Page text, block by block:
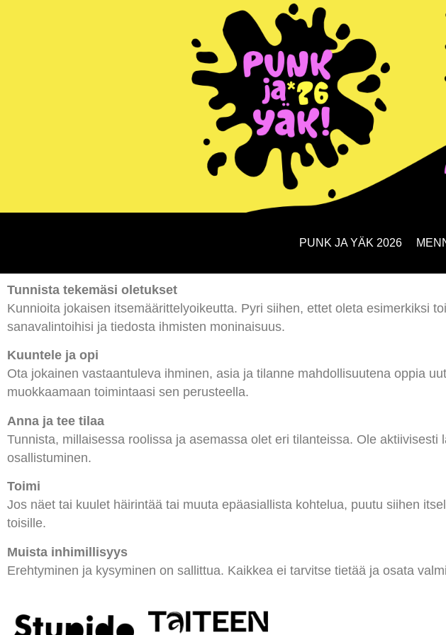
PUNK JA YÄK 2026
Tunnista tekemäsi oletukset
Kunnioita jokaisen itsemäärittelyoikeutta. Pyri siihen, ettet oleta esimerkiksi
sanavalintoihisi ja tiedosta ihmisten moninaisuus.
Kuuntele ja opi
Ota jokainen vastaantuleva ihminen, asia ja tilanne mahdollisuutena oppia
muokkaamaan toimintaasi sen perusteella.
Anna ja tee tilaa
Tunnista, millaisessa roolissa ja asemassa olet eri tilanteissa. Ole
osallistuminen.
Toimi
Jos näet tai kuulet häirintää tai muuta epäasiallista kohtelua, puutu siihen
toisille.
Muista inhimillisyys
Erehtyminen ja kysyminen on sallittua. Kaikkea ei tarvitse tietää ja osata